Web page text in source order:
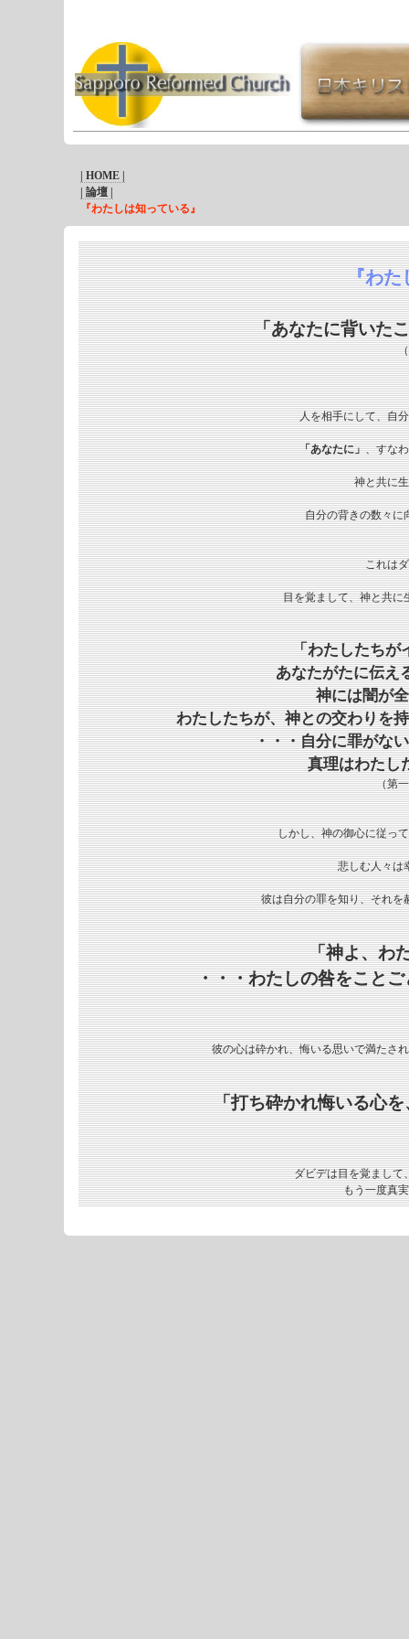
| HOME |
| 論壇 |
『わたしは知っている』
『わた
「あなたに背いた
人を相手にして、自分
「あなたに」、すな
神と共に
自分の背きの数々に
これはダ
目を覚まして、神と共に
「わたしたちが
あなたがたに伝え
神には闇が
わたしたちが、神との交わりを
・・・自分に罪がな
真理はわたし
（第
しかし、神の御心に従って
悲しむ人々は
彼は自分の罪を知り、それを
「神よ、わ
・・・わたしの咎をこと
彼の心は砕かれ、悔いる思いで満たさ
「打ち砕かれ悔いる心
ダビデは目を覚まして
もう一度真